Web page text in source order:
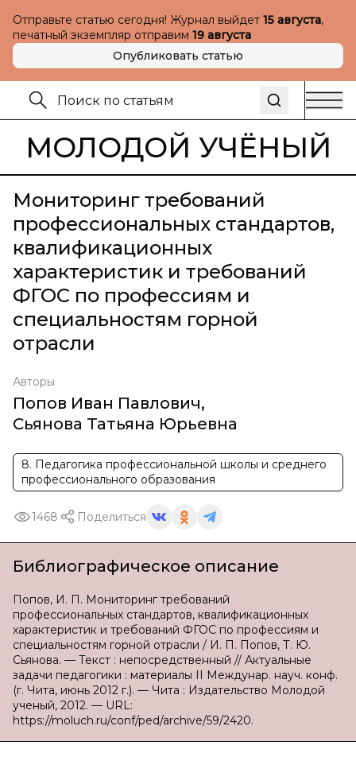
Отправьте статью сегодня! Журнал выйдет 15 августа,
печатный экземпляр отправим 19 августа
Опубликовать статью
МОЛОДОЙ УЧЁНЫЙ
Мониторинг требований
профессиональных стандартов,
квалификационных
характеристик и требований
ФГОС по профессиям и
специальностям горной
отрасли
Авторы
Попов Иван Павлович,
Сьянова Татьяна Юрьевна
8. Педагогика профессиональной школы и среднего
профессионального образования
1468 Поделиться
Библиографическое описание
Попов, И. П. Мониторинг требований
профессиональных стандартов, квалификационных
характеристик и требований ФГОС по профессиям и
специальностям горной отрасли / И. П. Попов, Т. Ю.
Сьянова. — Текст : непосредственный // Актуальные
задачи педагогики : материалы II Междунар. науч. конф.
(г. Чита, июнь 2012 г.). — Чита : Издательство Молодой
ученый, 2012. — URL:
https://moluch.ru/conf/ped/archive/59/2420.